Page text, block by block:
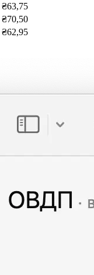
₴63,75
₴70,50
₴62,95